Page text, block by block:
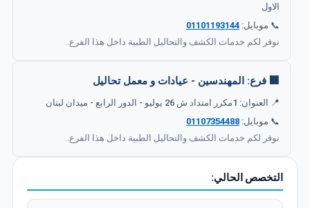
الاول
📞 موبايل: 01101193144
نوفر لكم خدمات الكشف والتحاليل الطبية داخل هذا الفرع.
🏢 فرع: المهندسين - عيادات و معمل تحاليل
📍 العنوان: 1مكرر امتداد ش 26 يوليو - الدور الرابع - ميدان لبنان
📞 موبايل: 01107354488
نوفر لكم خدمات الكشف والتحاليل الطبية داخل هذا الفرع.
التخصص الحالي: